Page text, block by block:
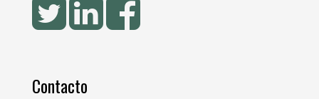
Contacto